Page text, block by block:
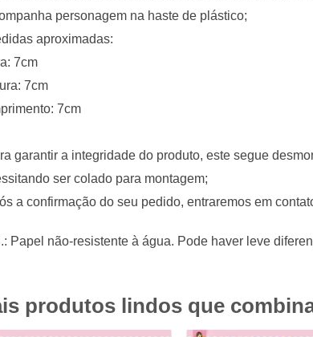
personagem na haste de plástico;
aproximadas:
7cm
7cm
7cm
garantir a integridade do produto, este segue
ser colado para montagem;
a confirmação do seu pedido, entraremos em
Papel não-resistente à água. Pode haver leve
produtos lindos que